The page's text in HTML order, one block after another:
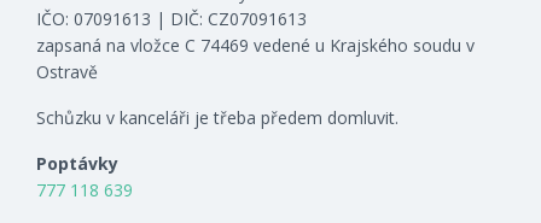
IČO: 07091613 | DIČ: CZ07091613
zapsaná na vložce C 74469 vedené u Krajského soudu v
Ostravě
Schůzku v kanceláři je třeba předem domluvit.
Poptávky
777 118 639